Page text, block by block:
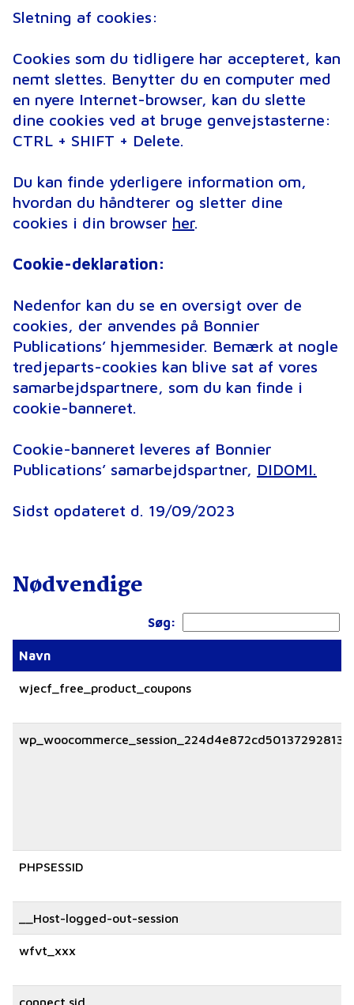
Sletning af cookies:
Cookies som du tidligere har accepteret, kan
nemt slettes. Benytter du en computer med
en nyere Internet-browser, kan du slette
dine cookies ved at bruge genvejstasterne:
CTRL + SHIFT + Delete.
Du kan finde yderligere information om,
hvordan du håndterer og sletter dine
cookies i din browser her.
Cookie-deklaration:
Nedenfor kan du se en oversigt over de
cookies, der anvendes på Bonnier
Publications’ hjemmesider. Bemærk at nogle
tredjeparts-cookies kan blive sat af vores
samarbejdspartnere, som du kan finde i
cookie-banneret.
Cookie-banneret leveres af Bonnier
Publications’ samarbejdspartner, DIDOMI.
Sidst opdateret d. 19/09/2023
Nødvendige
Søg:
Navn
wjecf_free_product_coupons
PHPSESSID
__Host-logged-out-session
wfvt_xxx
connect.sid